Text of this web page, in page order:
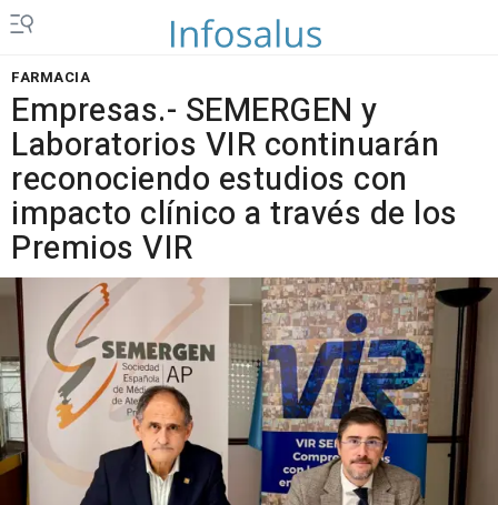
FARMACIA
Empresas.- SEMERGEN y
Laboratorios VIR continuarán
reconociendo estudios con
impacto clínico a través de los
Premios VIR